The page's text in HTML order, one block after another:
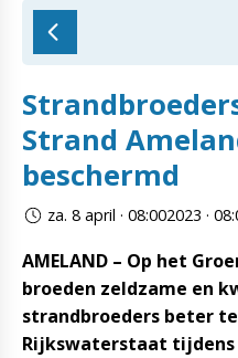
Strand
beschermd
za. 8 april · 08:002023 ·
AMELAND – Op het
broeden zeldzame en
strandbroeders beter
Rijkswaterstaat tijdens